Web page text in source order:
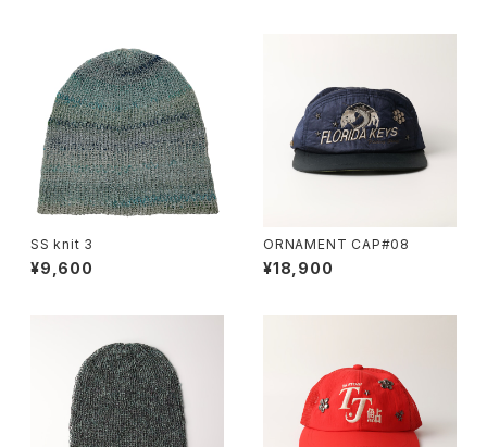
SS knit 3
¥9,600
ORNAMENT CAP#08
¥18,900